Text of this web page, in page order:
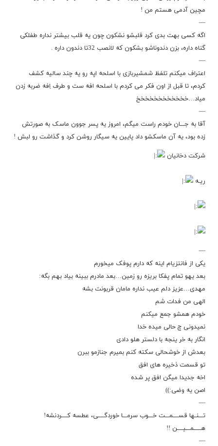
مچین آدمی هستم من !
—
اگه کسی بهت بدی کرد قلبشو نشکون چون یه قلب بیشتر نداره طفلکی
گناه داره، بزن دندوناشو بشکون که لانصب 32تا دندون داره .
—
اعتراف میکنم تلفظ شمشیربازی با اسلحه اپه رو یه چند سالیه کشف
کردم، تا قبل از اون فکر می کردم با اسلحه افه ست و طرف اِفه ضربه زدن
میاد…خخخخخخخخخخخخ
—
آقا به جـــان خودم راست میگم، امروز یه پسر جوون ماسک به صورتش
زده بود، یه آن ماسکشو داد پایین یه سیگار روشن کرد و گذاشت رو لبش !
شرکت دخانیان
ریـه
—
یکی از فانتزیام اینه که دارم پوفک میخورم
بعد یهو تمام پفکا بریزه رو زمین…بعد مادرم ببینه بیاد بهم بگه:
مهدی…عزیز دلم عیب نداره مامان قربونت بشه
الهی من فدات شم
خودم همشو جمع میکنم
نمیدونی چ حالی میده خدا
انگار به خر ینجه با دلستر هلو دادی
بعدش از خوشحالی سکته کنم بمیرم جنازمو ببرن
تو قسمت ذخیره های افق
اخه جدیدا میگن افق پر شده
اصن یه وضی:))
—
تـــنـها قســــمـــت خـــوب سرمـــا خوردگــــی، عطسه کــــردنشه!
هـــــمـــیــــن !!
—